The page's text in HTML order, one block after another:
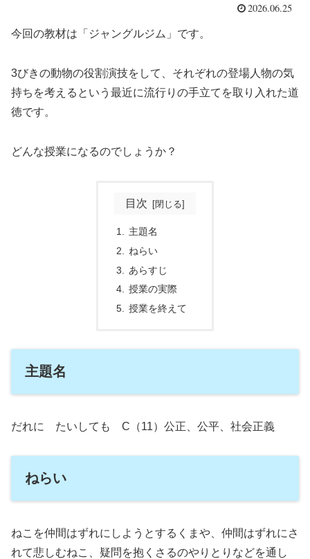
2026.06.25
今回の教材は「ジャングルジム」です。
3びきの動物の役割演技をして、それぞれの登場人物の気
持ちを考えるという最近に流行りの手立てを取り入れた道
徳です。
どんな授業になるのでしょうか？
目次
主題名
ねらい
あらすじ
授業の実際
授業を終えて
主題名
だれに たいしても C（11）公正、公平、社会正義
ねらい
ねこを仲間はずれにしようとするくまや、仲間はずれにさ
れて悲しむねこ、疑問を抱くさるのやりとりなどを通し